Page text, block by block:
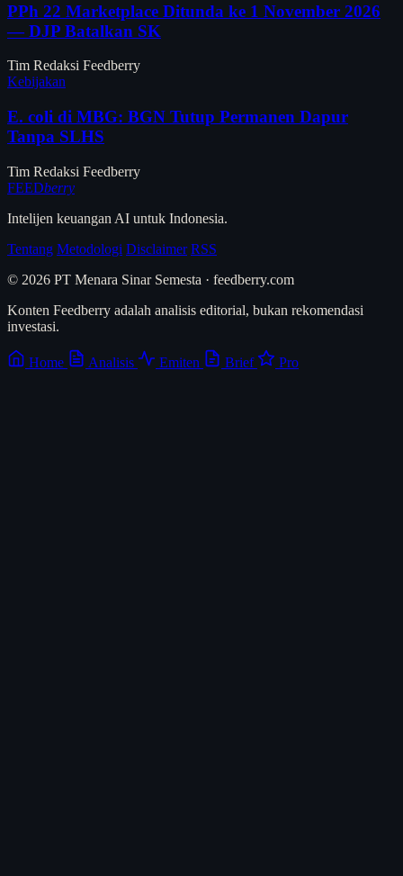
PPh 22 Marketplace Ditunda ke 1 November 2026
— DJP Batalkan SK
Tim Redaksi Feedberry
Kebijakan
E. coli di MBG: BGN Tutup Permanen Dapur
Tanpa SLHS
Tim Redaksi Feedberry
FEEDberry
Intelijen keuangan AI untuk Indonesia.
Tentang Metodologi Disclaimer RSS
© 2026 PT Menara Sinar Semesta · feedberry.com
Konten Feedberry adalah analisis editorial, bukan rekomendasi
investasi.
Home Analisis Emiten Brief Pro